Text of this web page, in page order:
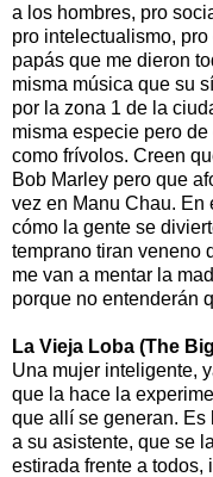
a los hombres, pro
pro intelectualismo,
papás que me dieron
misma música que su
por la zona 1 de la
misma especie pero
como frívolos. Creen
Bob Marley pero que
vez en Manu Chau.
cómo la gente se
temprano tiran veneno
me van a mentar la
porque no entenderán
La Vieja Loba (The
Una mujer inteligente,
que la hace la
que allí se generan. Es
a su asistente, que se
estirada frente a